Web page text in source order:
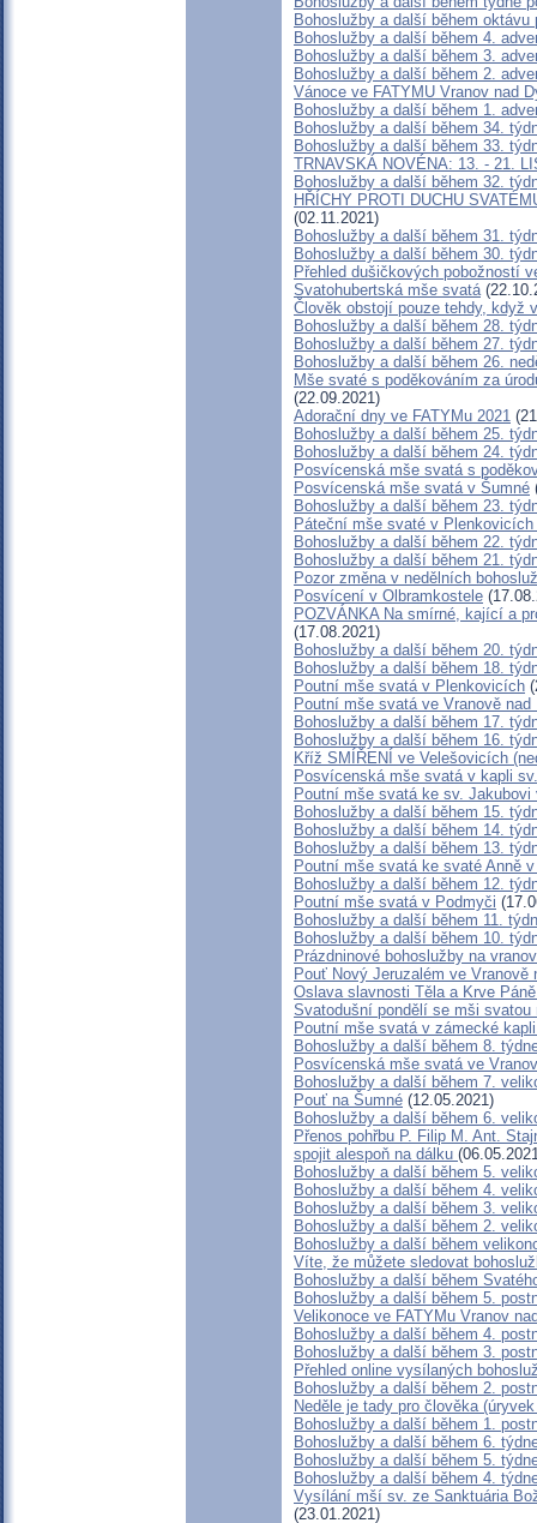
Bohoslužby a další během oktávu
Bohoslužby a další během 4.
Bohoslužby a další během 3.
Bohoslužby a další během 2.
Vánoce ve FATYMU Vranov nad
Bohoslužby a další během 1.
Bohoslužby a další během 34.
Bohoslužby a další během 33.
TRNAVSKÁ NOVÉNA: 13. - 21.
Bohoslužby a další během 32.
HŘÍCHY PROTI DUCHU
(02.11.2021)
Bohoslužby a další během 31.
Bohoslužby a další během 30.
Přehled dušičkových pobožností
Svatohubertská mše svatá
Člověk obstojí pouze tehdy, když
Bohoslužby a další během 28.
Bohoslužby a další během 27.
Bohoslužby a další během 26.
Mše svaté s poděkováním za
(22.09.2021)
Adorační dny ve FATYMu 2021
Bohoslužby a další během 25.
Bohoslužby a další během 24.
Posvícenská mše svatá s
Posvícenská mše svatá v Šumné
Bohoslužby a další během 23.
Páteční mše svaté v Plenkovicích
Bohoslužby a další během 22.
Bohoslužby a další během 21.
Pozor změna v nedělních
Posvícení v Olbramkostele
POZVÁNKA Na smírné, kající a
(17.08.2021)
Bohoslužby a další během 20.
Bohoslužby a další během 18.
Poutní mše svatá v Plenkovicích
Poutní mše svatá ve Vranově nad
Bohoslužby a další během 17.
Bohoslužby a další během 16.
Kříž SMÍŘENÍ ve Velešovicích
Posvícenská mše svatá v kapli
Poutní mše svatá ke sv. Jakubovi
Bohoslužby a další během 15.
Bohoslužby a další během 14.
Bohoslužby a další během 13.
Poutní mše svatá ke svaté Anně
Bohoslužby a další během 12.
Poutní mše svatá v Podmyči
Bohoslužby a další během 11.
Bohoslužby a další během 10.
Prázdninové bohoslužby na
Pouť Nový Jeruzalém ve Vranově
Oslava slavnosti Těla a Krve
Svatodušní pondělí se mši svatou
Poutní mše svatá v zámecké
Bohoslužby a další během 8.
Posvícenská mše svatá ve
Bohoslužby a další během 7.
Pouť na Šumné (12.05.2021)
Bohoslužby a další během 6.
Přenos pohřbu P. Filip M. Ant.
spojit alespoň na dálku
Bohoslužby a další během 5.
Bohoslužby a další během 4.
Bohoslužby a další během 3.
Bohoslužby a další během 2.
Bohoslužby a další během
Víte, že můžete sledovat
Bohoslužby a další během
Bohoslužby a další během 5.
Velikonoce ve FATYMu Vranov
Bohoslužby a další během 4.
Bohoslužby a další během 3.
Přehled online vysílaných
Bohoslužby a další během 2.
Neděle je tady pro člověka
Bohoslužby a další během 1.
Bohoslužby a další během 6.
Bohoslužby a další během 5.
Bohoslužby a další během 4.
Vysílání mší sv. ze Sanktuária
(23.01.2021)